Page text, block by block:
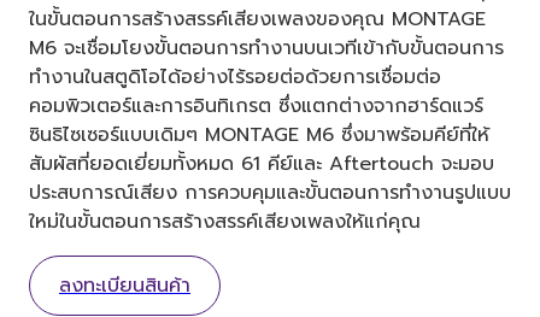
ในขั้นตอนการสร้างสรรค์เสียงเพลงของคุณ MONTAGE
M6 จะเชื่อมโยงขั้นตอนการทำงานบนเวทีเข้ากับขั้นตอนการ
ทำงานในสตูดิโอได้อย่างไร้รอยต่อด้วยการเชื่อมต่อ
คอมพิวเตอร์และการอินทิเกรต ซึ่งแตกต่างจากฮาร์ดแวร์
ซินธิไซเซอร์แบบเดิมๆ MONTAGE M6 ซึ่งมาพร้อมคีย์ที่ให้
สัมผัสที่ยอดเยี่ยมทั้งหมด 61 คีย์และ Aftertouch จะมอบ
ประสบการณ์เสียง การควบคุมและขั้นตอนการทำงานรูปแบบ
ใหม่ในขั้นตอนการสร้างสรรค์เสียงเพลงให้แก่คุณ
ลงทะเบียนสินค้า